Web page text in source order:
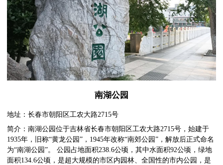
南湖公园
地址：长春市朝阳区工农大路2715号
简介：南湖公园位于吉林省长春市朝阳区工农大路2715号，始建于
1935年，旧称“黄龙公园”，1945年改称“南郊公园”，解放后正式命名
为“南湖公园”。 公园占地面积238.6公顷，其中水面积92公顷，绿地
面积134.6公顷，是超大规模的市区内园林、全国性的市内公园，是